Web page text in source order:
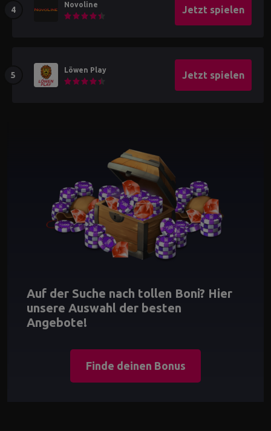
Novoline Jetzt spielen
Löwen Play Jetzt spielen
Auf der Suche nach tollen Boni? Hier
unsere Auswahl der besten
Angebote!
Finde deinen Bonus